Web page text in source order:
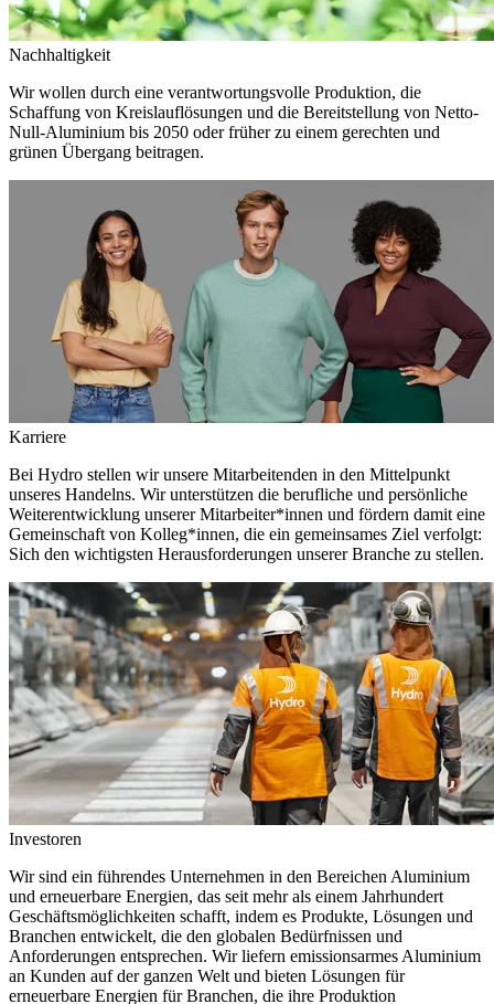
Nachhaltigkeit
Wir wollen durch eine verantwortungsvolle Produktion, die
Schaffung von Kreislauflösungen und die Bereitstellung von Netto-
Null-Aluminium bis 2050 oder früher zu einem gerechten und
grünen Übergang beitragen.
Karriere
Bei Hydro stellen wir unsere Mitarbeitenden in den Mittelpunkt
unseres Handelns. Wir unterstützen die berufliche und persönliche
Weiterentwicklung unserer Mitarbeiter*innen und fördern damit eine
Gemeinschaft von Kolleg*innen, die ein gemeinsames Ziel verfolgt:
Sich den wichtigsten Herausforderungen unserer Branche zu stellen.
Investoren
Wir sind ein führendes Unternehmen in den Bereichen Aluminium
und erneuerbare Energien, das seit mehr als einem Jahrhundert
Geschäftsmöglichkeiten schafft, indem es Produkte, Lösungen und
Branchen entwickelt, die den globalen Bedürfnissen und
Anforderungen entsprechen. Wir liefern emissionsarmes Aluminium
an Kunden auf der ganzen Welt und bieten Lösungen für
erneuerbare Energien für Branchen, die ihre Produktion